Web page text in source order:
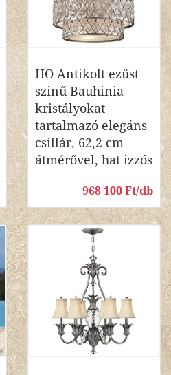
HO Antikolt ezüst
szinű Bauhinia
kristályokat
tartalmazó elegáns
csillár, 62,2 cm
átmérővel, hat izzós
968 100 Ft/db